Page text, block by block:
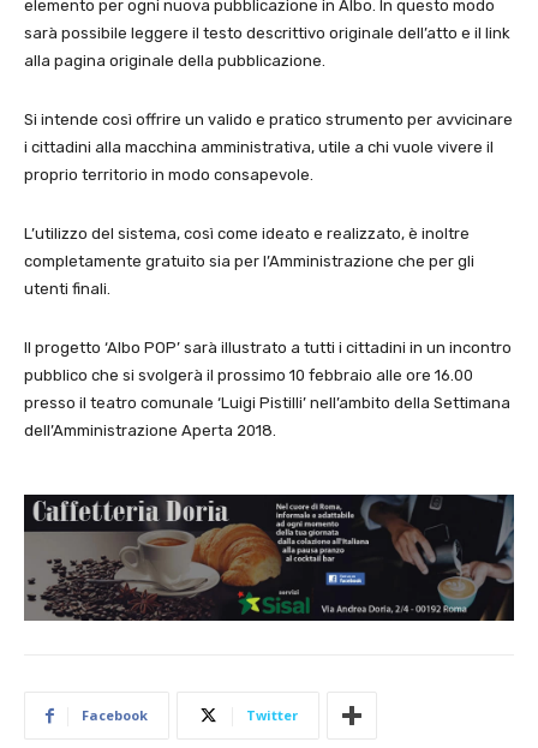
elemento per ogni nuova pubblicazione in Albo. In questo modo
sarà possibile leggere il testo descrittivo originale dell’atto e il link
alla pagina originale della pubblicazione.
Si intende così offrire un valido e pratico strumento per avvicinare
i cittadini alla macchina amministrativa, utile a chi vuole vivere il
proprio territorio in modo consapevole.
L’utilizzo del sistema, così come ideato e realizzato, è inoltre
completamente gratuito sia per l’Amministrazione che per gli
utenti finali.
Il progetto ‘Albo POP’ sarà illustrato a tutti i cittadini in un incontro
pubblico che si svolgerà il prossimo 10 febbraio alle ore 16.00
presso il teatro comunale ‘Luigi Pistilli’ nell’ambito della Settimana
dell’Amministrazione Aperta 2018.
Facebook Twitter